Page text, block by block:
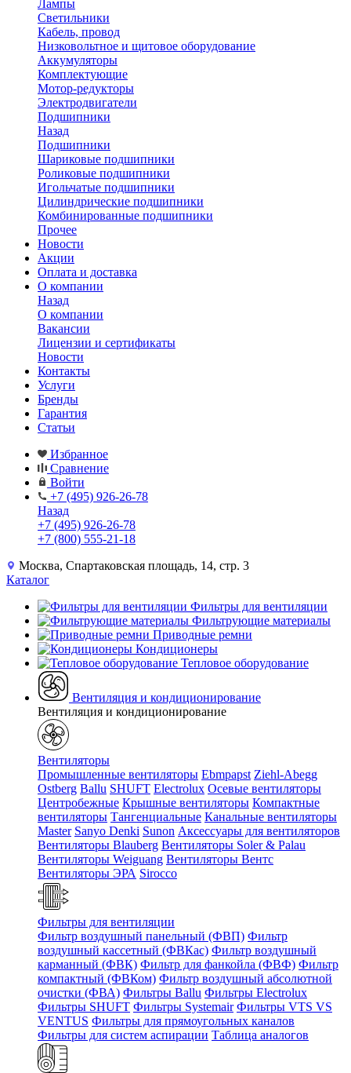
Лампы
Светильники
Кабель, провод
Низковольтное и щитовое оборудование
Аккумуляторы
Комплектующие
Мотор-редукторы
Электродвигатели
Подшипники
Назад
Подшипники
Шариковые подшипники
Роликовые подшипники
Игольчатые подшипники
Цилиндрические подшипники
Комбинированные подшипники
Прочее
Новости
Акции
Оплата и доставка
О компании
Назад
О компании
Вакансии
Лицензии и сертификаты
Новости
Контакты
Услуги
Бренды
Гарантия
Статьи
Избранное
Сравнение
Войти
+7 (495) 926-26-78
Назад
+7 (495) 926-26-78
+7 (800) 555-21-18
Москва, Спартаковская площадь, 14, стр. 3
Каталог
Фильтры для вентиляции
Фильтрующие материалы
Приводные ремни
Кондиционеры
Тепловое оборудование
Вентиляция и кондиционирование
Вентиляция и кондиционирование
Вентиляторы
Промышленные вентиляторы Ebmpapst Ziehl-Abegg
Ostberg Ballu SHUFT Electrolux Осевые вентиляторы
Центробежные Крышные вентиляторы Компактные
вентиляторы Тангенциальные Канальные вентиляторы
Master Sanyo Denki Sunon Аксессуары для вентиляторов
Вентиляторы Blauberg Вентиляторы Soler & Palau
Вентиляторы Weiguang Вентиляторы Вентс
Вентиляторы ЭРА Sirocco
Фильтры для вентиляции
Фильтр воздушный панельный (ФВП) Фильтр
воздушный кассетный (ФВКас) Фильтр воздушный
карманный (ФВК) Фильтр для фанкойла (ФВФ) Фильтр
компактный (ФВКом) Фильтр воздушный абсолютной
очистки (ФВА) Фильтры Ballu Фильтры Electrolux
Фильтры SHUFT Фильтры Systemair Фильтры VTS VS
VENTUS Фильтры для прямоугольных каналов
Фильтры для систем аспирации Таблица аналогов